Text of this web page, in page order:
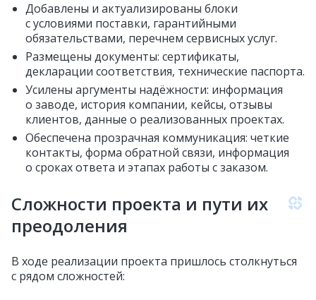
Добавлены и актуализированы блоки
с условиями поставки, гарантийными
обязательствами, перечнем сервисных услуг.
Размещены документы: сертификаты,
декларации соответствия, технические паспорта.
Усилены аргументы надёжности: информация
о заводе, история компании, кейсы, отзывы
клиентов, данные о реализованных проектах.
Обеспечена прозрачная коммуникация: четкие
контакты, форма обратной связи, информация
о сроках ответа и этапах работы с заказом.
Сложности проекта и пути их
преодоления
В ходе реализации проекта пришлось столкнуться
с рядом сложностей: